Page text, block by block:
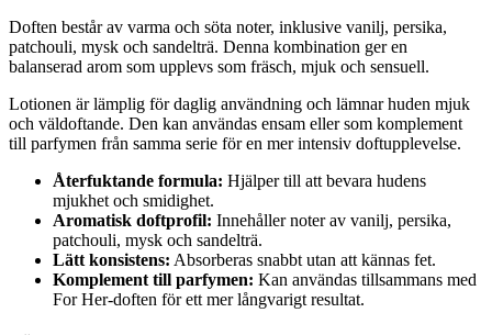
Doften består av varma och söta noter, inklusive vanilj, persika,
patchouli, mysk och sandelträ. Denna kombination ger en
balanserad arom som upplevs som fräsch, mjuk och sensuell.
Lotionen är lämplig för daglig användning och lämnar huden mjuk
och väldoftande. Den kan användas ensam eller som komplement
till parfymen från samma serie för en mer intensiv doftupplevelse.
Återfuktande formula: Hjälper till att bevara hudens
mjukhet och smidighet.
Aromatisk doftprofil: Innehåller noter av vanilj, persika,
patchouli, mysk och sandelträ.
Lätt konsistens: Absorberas snabbt utan att kännas fet.
Komplement till parfymen: Kan användas tillsammans med
For Her-doften för ett mer långvarigt resultat.